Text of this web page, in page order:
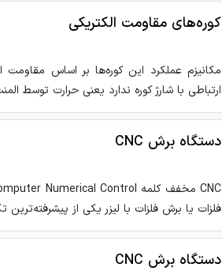
کوره‌های مقاومت الکتریکی
مکانیزم عملکرد این کوره‌ها بر اساس مقاومت
ارتباطی با شارژ کوره ندارد یعنی حرارت توسط
دستگاه برش CNC
فلزات یا برش فلزات با لیزر یکی از
دستگاه برش CNC